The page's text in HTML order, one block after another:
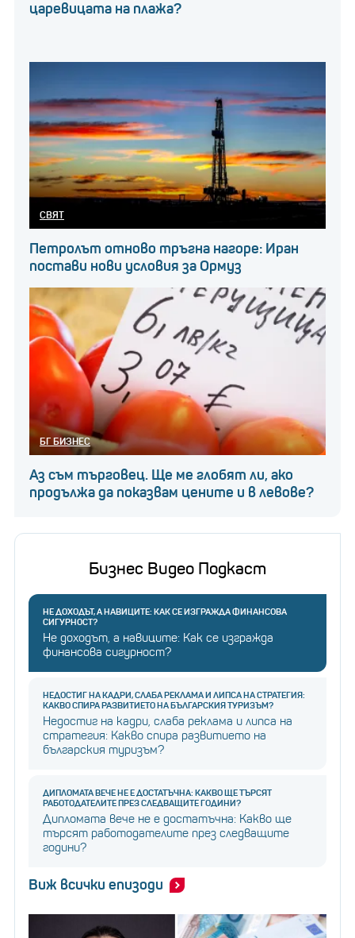
царевицата на плажа?
СВЯТ
Петролът отново тръгна нагоре: Иран
постави нови условия за Ормуз
БГ БИЗНЕС
Аз съм търговец. Ще ме глобят ли, ако
продължа да показвам цените и в левове?
Бизнес Видео Подкаст
НЕ ДОХОДЪТ, А НАВИЦИТЕ: КАК СЕ ИЗГРАЖДА ФИНАНСОВА
СИГУРНОСТ?
Не доходът, а навиците: Как се изгражда
финансова сигурност?
НЕДОСТИГ НА КАДРИ, СЛАБА РЕКЛАМА И ЛИПСА НА СТРАТЕГИЯ:
КАКВО СПИРА РАЗВИТИЕТО НА БЪЛГАРСКИЯ ТУРИЗЪМ?
Недостиг на кадри, слаба реклама и липса на
стратегия: Какво спира развитието на
българския туризъм?
ДИПЛОМАТА ВЕЧЕ НЕ Е ДОСТАТЪЧНА: КАКВО ЩЕ ТЪРСЯТ
РАБОТОДАТЕЛИТЕ ПРЕЗ СЛЕДВАЩИТЕ ГОДИНИ?
Дипломата вече не е достатъчна: Какво ще
търсят работодателите през следващите
години?
Виж всички епизоди